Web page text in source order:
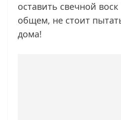
оставить свечной
общем, не стоит
дома!